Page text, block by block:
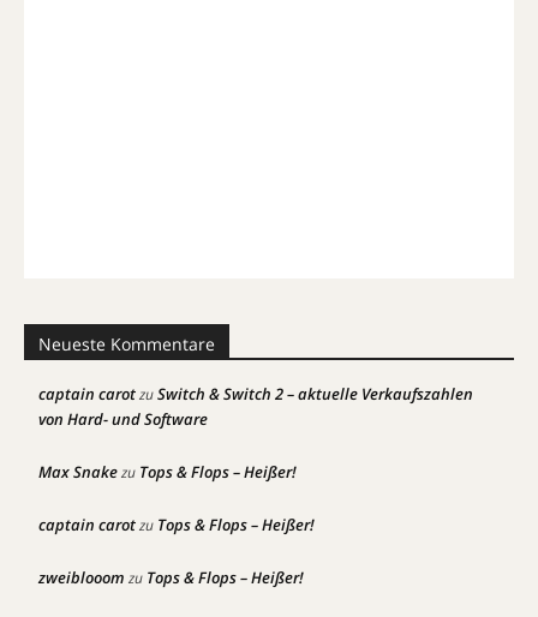
Neueste Kommentare
captain carotzuSwitch & Switch 2 – aktuelle Verkaufszahlen
von Hard- und Software
Max Snakezu Tops & Flops – Heißer!
captain carotzu Tops & Flops – Heißer!
zweiblooom zu Tops & Flops – Heißer!